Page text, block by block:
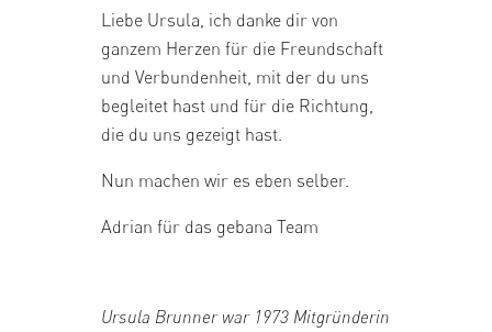
Liebe Ursula, ich danke dir von
ganzem Herzen für die Freundschaft
und Verbundenheit, mit der du uns
begleitet hast und für die Richtung,
die du uns gezeigt hast.
Nun machen wir es eben selber.
Adrian für das gebana Team
Ursula Brunner war 1973 Mitgründerin